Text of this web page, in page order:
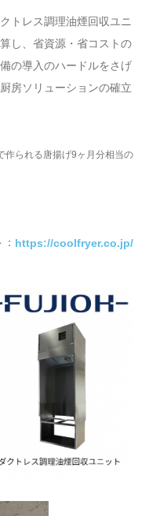
トレス調理油煙回収ユニ
し、省資源・省コストの
の導入のハードルをさげ
房ソリューションの確立
られる唐揚げ9ヶ月分相当の
https://coolfryer.co.jp/